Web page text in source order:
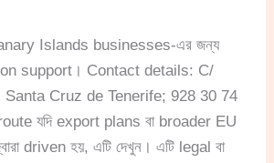
Islands businesses-এর জন্য
support। Contact details: C/
Santa Cruz de Tenerife; 928 30 74
যদি export plans বা broader EU
driven হয়, এটি দেখুন। এটি legal বা